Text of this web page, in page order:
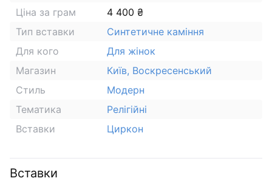
Ціна за грам
4 400 ₴
Тип вставки
Синтетичне каміння
Для кого
Для жінок
Магазин
Київ, Воскресенський
Стиль
Модерн
Тематика
Релігійні
Вставки
Циркон
Вставки